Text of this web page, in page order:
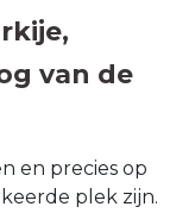
van de
en precies op
plek zijn.